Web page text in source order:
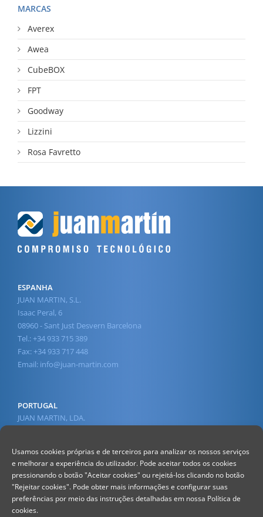
Usamos cookies próprias e de terceiros para analizar os nossos serviços
e melhorar a experiência do utilizador. Pode aceitar todos os cookies
pressionando o botão "Aceitar cookies" ou rejeitá-los clicando no botão
"Rejeitar cookies". Pode obter mais informações e configurar suas
preferências por meio das instruções detalhadas em nossa Política de
cookies.
MARCAS
Averex
Awea
CubeBOX
FPT
Goodway
Lizzini
Rosa Favretto
ESPANHA
JUAN MARTIN, S.L.
Isaac Peral, 6
08960 - Sant Just Desvern Barcelona
Tel.: +34 933 715 389
Fax: +34 933 717 448
Email: info@juan-martin.com
PORTUGAL
JUAN MARTIN, LDA.
Tel.: +351 244 568 610
(Chamada para a rede fixa nacional)
Fax : +351 244 560 578
(Chamada para a rede fixa nacional)
Email: